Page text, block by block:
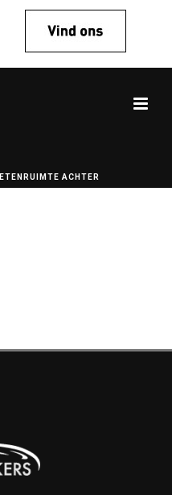
ACHTER